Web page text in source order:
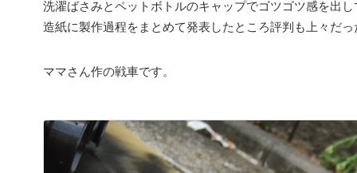
洗濯ばさみとペットボトルのキャップでゴツゴツ感を出
造紙に製作過程をまとめて発表したところ評判も上々だ
ママさん作の戦車です。